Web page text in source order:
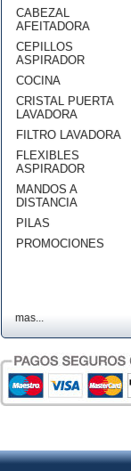
CABEZAL
AFEITADORA
CEPILLOS
ASPIRADOR
COCINA
CRISTAL PUERTA
LAVADORA
FILTRO LAVADORA
FLEXIBLES
ASPIRADOR
MANDOS A
DISTANCIA
PILAS
PROMOCIONES
mas...